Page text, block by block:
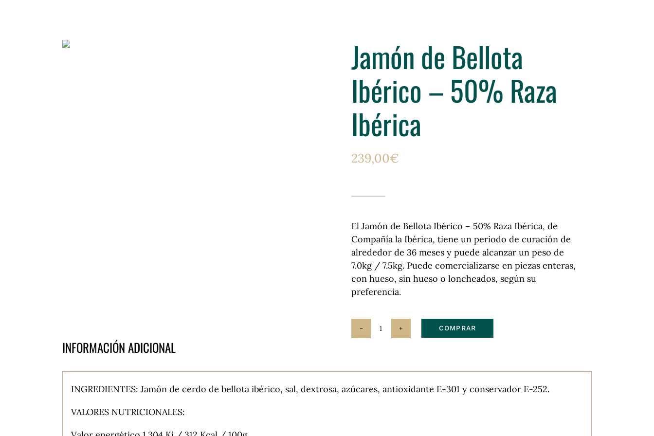
Jamón de Bellota
Ibérico – 50% Raza
Ibérica
239,00€
El Jamón de Bellota Ibérico – 50% Raza Ibérica, de
Compañía la Ibérica, tiene un periodo de curación de
alrededor de 36 meses y puede alcanzar un peso de
7.0kg / 7.5kg. Puede comercializarse en piezas enteras,
con hueso, sin hueso o loncheados, según su
preferencia.
Jamón
Ibérico
-
COMPRAR
INFORMACIÓN ADICIONAL
INGREDIENTES: Jamón de cerdo de bellota ibérico, sal, dextrosa, azúcares, antioxidante E-301 y conservador E-252.
VALORES NUTRICIONALES: